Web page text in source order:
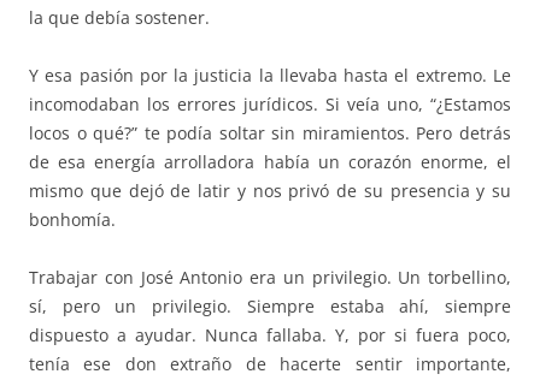
la que debía sostener.
Y esa pasión por la justicia la llevaba hasta el extremo. Le
incomodaban los errores jurídicos. Si veía uno, “¿Estamos
locos o qué?” te podía soltar sin miramientos. Pero detrás
de esa energía arrolladora había un corazón enorme, el
mismo que dejó de latir y nos privó de su presencia y su
bonhomía.
Trabajar con José Antonio era un privilegio. Un torbellino,
sí, pero un privilegio. Siempre estaba ahí, siempre
dispuesto a ayudar. Nunca fallaba. Y, por si fuera poco,
tenía ese don extraño de hacerte sentir importante,